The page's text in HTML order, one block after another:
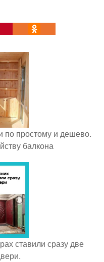
по простому и дешево.
балкона
ставили сразу две